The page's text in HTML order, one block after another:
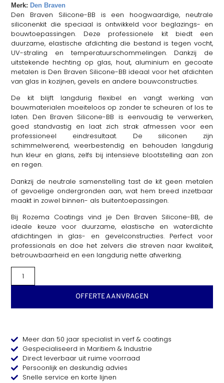
Merk: Den Braven
Den Braven Silicone-BB is een hoogwaardige, neutrale
siliconenkit die speciaal is ontwikkeld voor beglazings- en
bouwtoepassingen. Deze professionele kit biedt een
duurzame, elastische afdichting die bestand is tegen vocht,
UV-straling en temperatuurschommelingen. Dankzij de
uitstekende hechting op glas, hout, aluminium en gecoate
metalen is Den Braven Silicone-BB ideaal voor het afdichten
van glas in kozijnen, gevels en andere bouwconstructies.
De kit blijft langdurig flexibel en vangt werking van
bouwmaterialen moeiteloos op zonder te scheuren of los te
laten. Den Braven Silicone-BB is eenvoudig te verwerken,
goed standvastig en laat zich strak afmessen voor een
professioneel eindresultaat. De siliconen zijn
schimmelwerend, weerbestendig en behouden langdurig
hun kleur en glans, zelfs bij intensieve blootstelling aan zon
en regen.
Dankzij de neutrale samenstelling tast de kit geen metalen
of gevoelige ondergronden aan, wat hem breed inzetbaar
maakt in zowel binnen- als buitentoepassingen.
Bij Rozema Coatings vind je Den Braven Silicone-BB, de
ideale keuze voor duurzame, elastische en waterdichte
afdichtingen in glas- en gevelconstructies. Perfect voor
professionals en doe het zelvers die streven naar kwaliteit,
betrouwbaarheid en een langdurig nette afwerking.
OFFERTE AANVRAGEN
Meer dan 50 jaar specialist in verf & coatings
Gespecialiseerd in Maritiem & Industrie
Direct leverbaar uit ruime voorraad
Persoonlijk en deskundig advies
Snelle service en korte lijnen